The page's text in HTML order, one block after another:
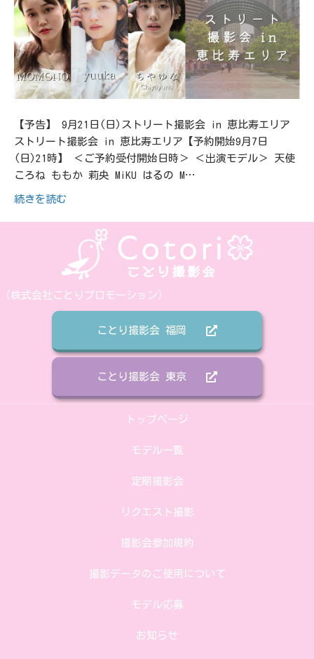
【予告】 9月21日(日)ストリート撮影会 in 恵比寿エリア
ストリート撮影会 in 恵比寿エリア【予約開始9月7日
(日)21時】 ＜ご予約受付開始日時＞ ＜出演モデル＞ 天使
ころね ももか 莉央 MiKU はるの M…
続きを読む
（株式会社ことりプロモーション）
ことり撮影会 福岡
ことり撮影会 東京
トップページ
モデル一覧
定期撮影会
リクエスト撮影
撮影会参加規約
撮影データのご使用について
モデル応募
お知らせ